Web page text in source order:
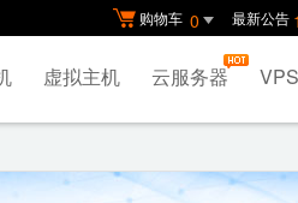
购物车 0 最新公告 1
虚拟主机 云服务器